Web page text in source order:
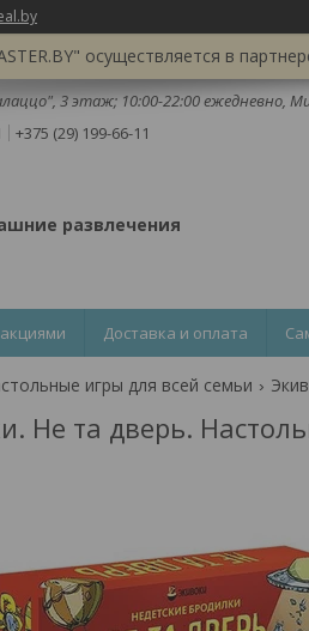
осуществляется в
3 этаж; 10:00-22:00 ежедневно,
+375 (29) 199-66-11
развлечения
Доставка и оплата
игры для всей семьи
Не та дверь.